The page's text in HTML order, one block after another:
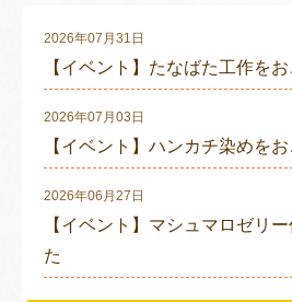
2026年07月31日
【イベント】たなばた工作を
2026年07月03日
【イベント】ハンカチ染めを
2026年06月27日
【イベント】マシュマロゼリ
た